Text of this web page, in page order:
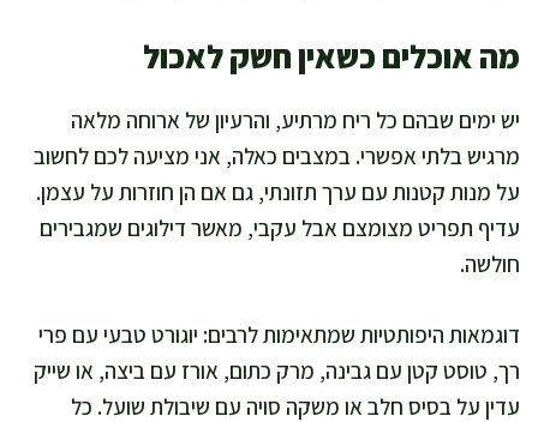
מה אוכלים כשאין חשק לאכול
יש ימים שבהם כל ריח מרתיע, והרעיון של ארוחה מלאה
מרגיש בלתי אפשרי. במצבים כאלה, אני מציעה לכם לחשוב
על מנות קטנות עם ערך תזונתי, גם אם הן חוזרות על עצמן.
עדיף תפריט מצומצם אבל עקבי, מאשר דילוגים שמגבירים
חולשה.
דוגמאות היפותטיות שמתאימות לרבים: יוגורט טבעי עם פרי
רך, טוסט קטן עם גבינה, מרק כתום, אורז עם ביצה, או שייק
עדין על בסיס חלב או משקה סויה עם שיבולת שועל. כל